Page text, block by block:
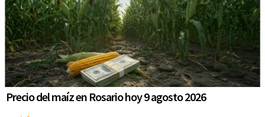
Precio del maíz en Rosario hoy 9 agosto 2026